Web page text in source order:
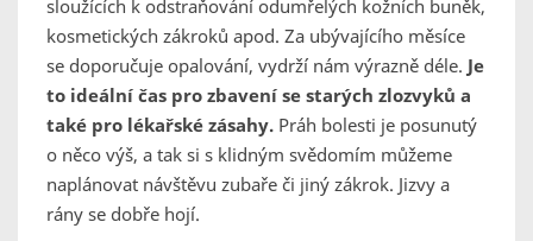
sloužících k odstraňování odumřelých kožních buněk,
kosmetických zákroků apod. Za ubývajícího měsíce
se doporučuje opalování, vydrží nám výrazně déle. Je
to ideální čas pro zbavení se starých zlozvyků a
také pro lékařské zásahy. Práh bolesti je posunutý
o něco výš, a tak si s klidným svědomím můžeme
naplánovat návštěvu zubaře či jiný zákrok. Jizvy a
rány se dobře hojí.